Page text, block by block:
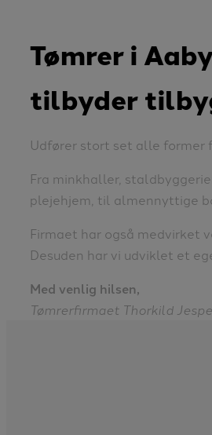
Tømrer i
tilbyder
Udfører stort set alle former
Fra minkhaller,
plejehjem, til almennyttige
Firmaet har også medvirket
Desuden har vi udviklet et
Med venlig hilsen,
Tømrerfirmaet Thorkild